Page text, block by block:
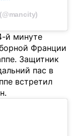
й минуте
Франции
Защитник
пас в
встретил